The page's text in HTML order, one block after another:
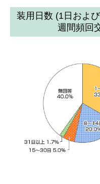
装用日数 (1日およ
週間頻回